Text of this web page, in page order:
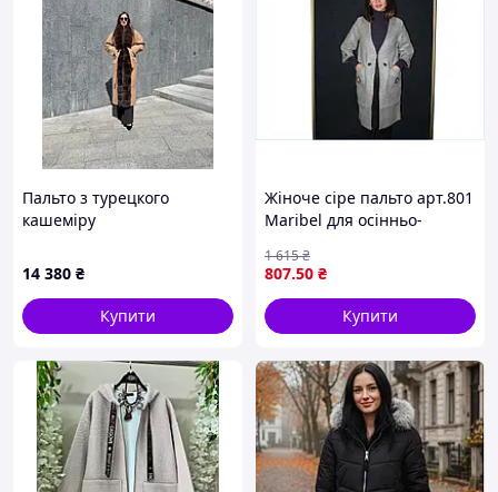
Пальто з турецкого
кашеміру
14 380 ₴
Купити
Жіноче сіре пальто арт.801
Maribel для осінньо-
верхній одяг розміру L
807.50 ₴
1 615₴
Купити